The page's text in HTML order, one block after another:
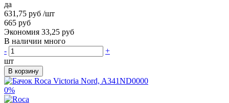
да
631,75 руб /шт
665 руб
Экономия 33,25 руб
В наличии много
-
+
шт
В корзину
0%